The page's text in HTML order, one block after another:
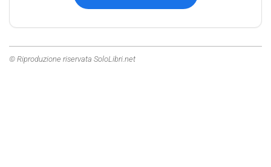
© Riproduzione riservata SoloLibri.net